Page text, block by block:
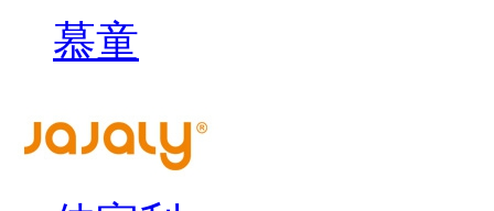
慕童